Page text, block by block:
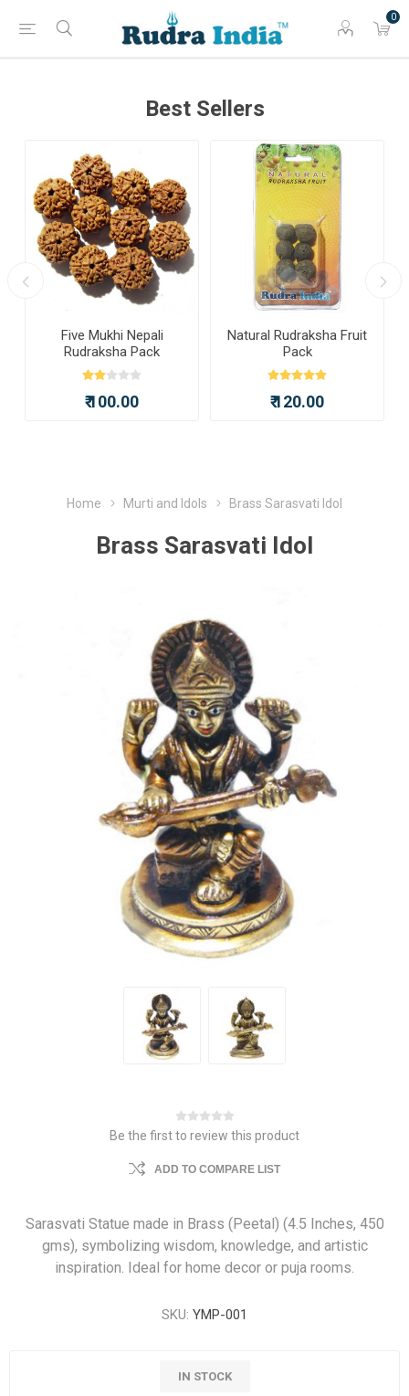
0
Best Sellers
Five Mukhi Nepali
Rudraksha Pack
₹ 100.00
Natural Rudraksha Fruit
Pack
₹ 120.00
Home Murti and Idols Brass Sarasvati Idol
Brass Sarasvati Idol
Be the first to review this product
ADD TO COMPARE LIST
Sarasvati Statue made in Brass (Peetal) (4.5 Inches, 450
gms), symbolizing wisdom, knowledge, and artistic
inspiration. Ideal for home decor or puja rooms.
SKU: YMP-001
IN STOCK